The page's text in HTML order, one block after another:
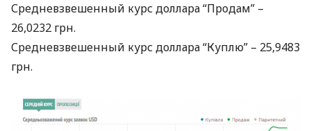
Средневзвешенный курс доллара “Продам” –
26,0232 грн.
Средневзвешенный курс доллара “Куплю” – 25,9483
грн.